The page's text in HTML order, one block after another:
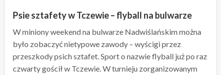
Psie sztafety w Tczewie – flyball na bulwarze
W miniony weekend na bulwarze Nadwiślańskim można
było zobaczyć nietypowe zawody – wyścigi przez
przeszkody psich sztafet. Sport o nazwie flyball już po raz
czwarty gościł w Tczewie. W turnieju zorganizowanym